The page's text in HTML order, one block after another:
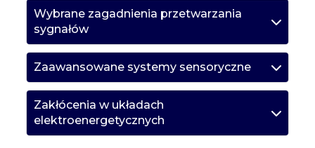
Wybrane zagadnienia przetwarzania
sygnałów
Zaawansowane systemy sensoryczne
Zakłócenia w układach
elektroenergetycznych